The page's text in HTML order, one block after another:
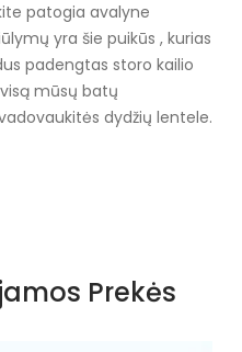
patogia avalyne
yra šie puikūs , kurias
padengtas storo kailio
mūsų batų
dydžių lentele.
rinktis tokį dydį, kokį
Prekės